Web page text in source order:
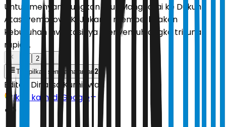
Untuk menyambungkan jalur Manggarai ke Dukuh
Atas, Pemprov DKI Jakarta memperkirakan
kebutuhan investasinya menyentuh angka triliunan
rupiah.
2
Tampilkan semua halaman2
Editor: Dinarsa Kurniawan
Ikuti kami di Google